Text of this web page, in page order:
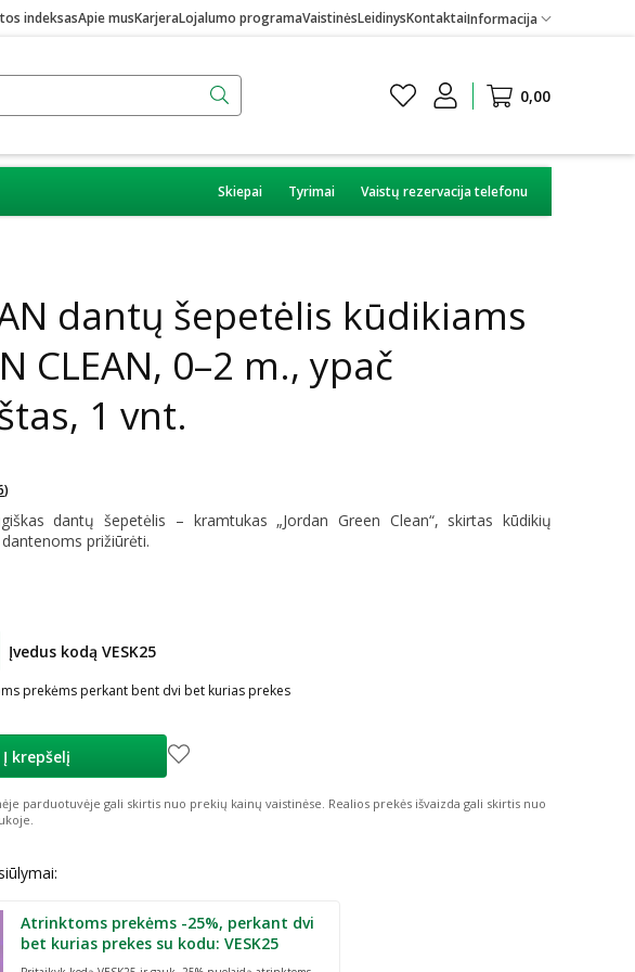
indeksasApie musKarjeraLojalumo programaVaistinėsLeidinysKontaktaiInformacija
0,00
Skiepai Tyrimai Vaistų rezervacija telefonu
dantų šepetėlis kūdikiams
CLEAN, 0–2 m., ypač
1 vnt.
)
dantų šepetėlis – kramtukas „Jordan Green Clean“, skirtas kūdikių
prižiūrėti.
klubo narių nuolaida
Įvedus kodą VESK25
prekėms perkant bent dvi bet kurias prekes
Į krepšelį
parduotuvėje gali skirtis nuo prekių kainų vaistinėse. Realios prekės išvaizda gali skirtis nuo
Atrinktoms prekėms -25%, perkant dvi
bet kurias prekes su kodu: VESK25